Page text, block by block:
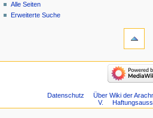
Alle Seiten
Erweiterte Suche
Datenschutz
Über Wiki der
V.